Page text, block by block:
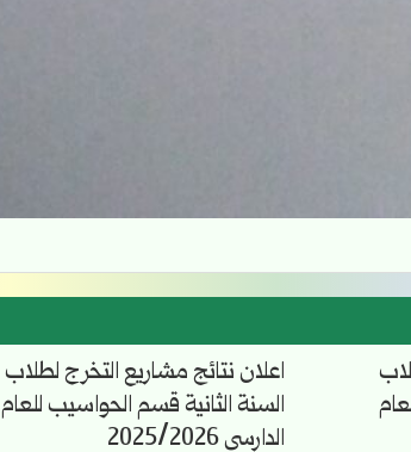
اعلان نتائج مشاريع التخرج لطلاب
السنة الثانية قسم الحواسيب للعام
الدارسي 2025/2026